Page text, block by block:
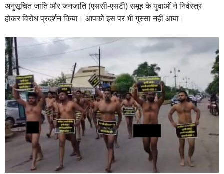
अनुसूचित जाति और जनजाति (एससी-एसटी) समूह के युवाओं ने निर्वस्त्र
होकर विरोध प्रदर्शन किया। आपको इस पर भी गुस्सा नहीं आया।